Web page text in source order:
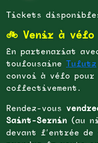
Tickets
🚲 Venir à vélo
En partenariat
toulousaine
Tulutz
convoi à vélo
collectivement.
Rendez-vous
Saint-Sernin (au
devant l’entrée